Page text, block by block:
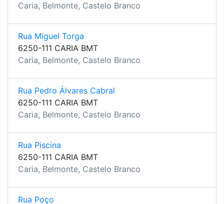
Caria, Belmonte, Castelo Branco
Rua Miguel Torga
6250-111 CARIA BMT
Caria, Belmonte, Castelo Branco
Rua Pedro Álvares Cabral
6250-111 CARIA BMT
Caria, Belmonte, Castelo Branco
Rua Piscina
6250-111 CARIA BMT
Caria, Belmonte, Castelo Branco
Rua Poço